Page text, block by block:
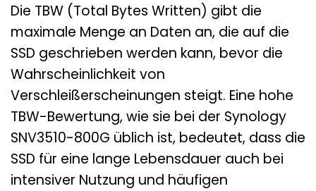
Die TBW (Total Bytes Written) gibt die
maximale Menge an Daten an, die auf die
SSD geschrieben werden kann, bevor die
Wahrscheinlichkeit von
Verschleißerscheinungen steigt. Eine hohe
TBW-Bewertung, wie sie bei der Synology
SNV3510-800G üblich ist, bedeutet, dass die
SSD für eine lange Lebensdauer auch bei
intensiver Nutzung und häufigen